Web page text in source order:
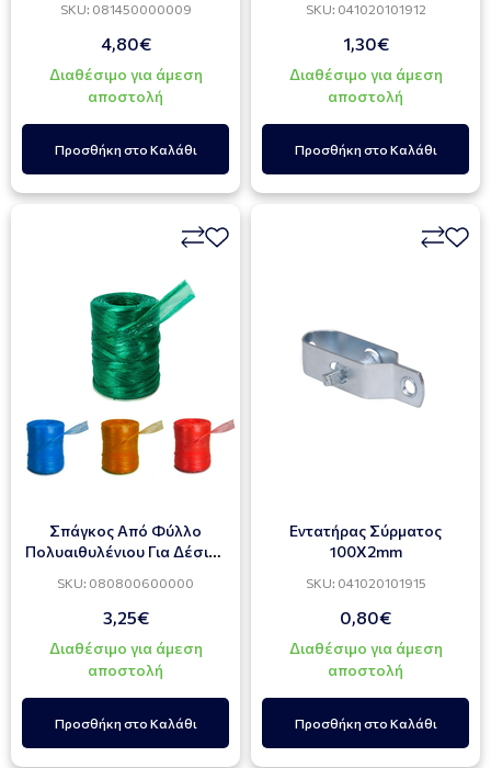
SKU: 081450000009
4,80€
Διαθέσιμο για άμεση
αποστολή
Προσθήκη στο Καλάθι
SKU: 041020101912
1,30€
Διαθέσιμο για άμεση
αποστολή
Προσθήκη στο Καλάθι
Σπάγκος Από Φύλλο
Πολυαιθυλένιου Για Δέσιμο
SKU: 080800600000
3,25€
Διαθέσιμο για άμεση
αποστολή
Προσθήκη στο Καλάθι
Εντατήρας Σύρματος
100Χ2mm
SKU: 041020101915
0,80€
Διαθέσιμο για άμεση
αποστολή
Προσθήκη στο Καλάθι